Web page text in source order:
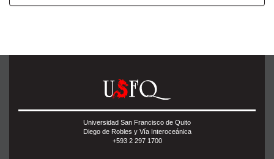
Universidad San Francisco de Quito
Diego de Robles y Vía Interoceánica
+593 2 297 1700